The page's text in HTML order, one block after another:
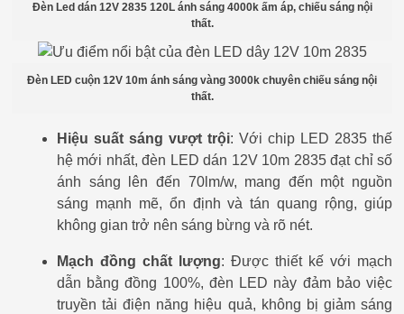
Đèn Led dán 12V 2835 120L ánh sáng 4000k ấm áp, chiếu sáng nội
thất.
Đèn LED cuộn 12V 10m ánh sáng vàng 3000k chuyên chiếu sáng nội
thất.
Hiệu suất sáng vượt trội: Với chip LED 2835 thế
hệ mới nhất, đèn LED dán 12V 10m 2835 đạt chỉ số
ánh sáng lên đến 70lm/w, mang đến một nguồn
sáng mạnh mẽ, ổn định và tán quang rộng, giúp
không gian trở nên sáng bừng và rõ nét.
Mạch đồng chất lượng: Được thiết kế với mạch
dẫn bằng đồng 100%, đèn LED này đảm bảo việc
truyền tải điện năng hiệu quả, không bị giảm sáng